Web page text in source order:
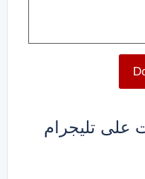
على تليجرام